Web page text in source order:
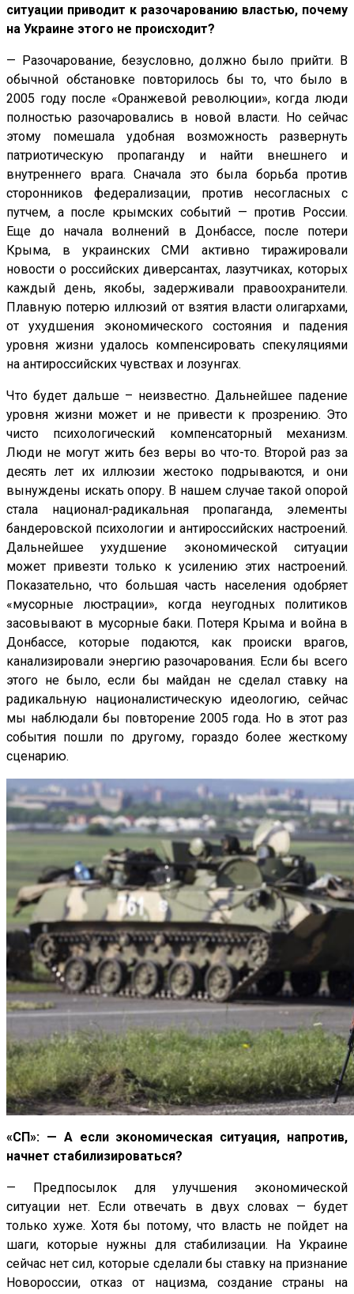
ситуации приводит к разочарованию властью, почему
на Украине этого не происходит?
— Разочарование, безусловно, должно было прийти. В
обычной обстановке повторилось бы то, что было в
2005 году после «Оранжевой революции», когда люди
полностью разочаровались в новой власти. Но сейчас
этому помешала удобная возможность развернуть
патриотическую пропаганду и найти внешнего и
внутреннего врага. Сначала это была борьба против
сторонников федерализации, против несогласных с
путчем, а после крымских событий — против России.
Еще до начала волнений в Донбассе, после потери
Крыма, в украинских СМИ активно тиражировали
новости о российских диверсантах, лазутчиках, которых
каждый день, якобы, задерживали правоохранители.
Плавную потерю иллюзий от взятия власти олигархами,
от ухудшения экономического состояния и падения
уровня жизни удалось компенсировать спекуляциями
на антироссийских чувствах и лозунгах.
Что будет дальше – неизвестно. Дальнейшее падение
уровня жизни может и не привести к прозрению. Это
чисто психологический компенсаторный механизм.
Люди не могут жить без веры во что-то. Второй раз за
десять лет их иллюзии жестоко подрываются, и они
вынуждены искать опору. В нашем случае такой опорой
стала национал-радикальная пропаганда, элементы
бандеровской психологии и антироссийских настроений.
Дальнейшее ухудшение экономической ситуации
может привезти только к усилению этих настроений.
Показательно, что большая часть населения одобряет
«мусорные люстрации», когда неугодных политиков
засовывают в мусорные баки. Потеря Крыма и война в
Донбассе, которые подаются, как происки врагов,
канализировали энергию разочарования. Если бы всего
этого не было, если бы майдан не сделал ставку на
радикальную националистическую идеологию, сейчас
мы наблюдали бы повторение 2005 года. Но в этот раз
события пошли по другому, гораздо более жесткому
сценарию.
«СП»: — А если экономическая ситуация, напротив,
начнет стабилизироваться?
— Предпосылок для улучшения экономической
ситуации нет. Если отвечать в двух словах — будет
только хуже. Хотя бы потому, что власть не пойдет на
шаги, которые нужны для стабилизации. На Украине
сейчас нет сил, которые сделали бы ставку на признание
Новороссии, отказ от нацизма, создание страны на